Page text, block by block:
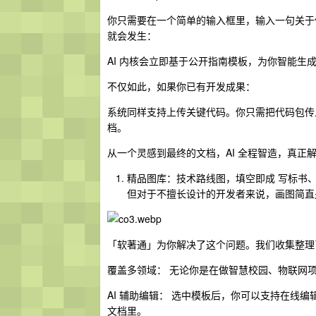
你只需要在一个简单的输入框里，输入一句关
就会发生：
AI 内核会立即基于公开指南模板，为你智能生
不仅如此，如果你已有开发成果：
系统同样支持上传关键代码。你只需把代码包
档。
从一个灵感到最终的文档，AI 全程智造，真正
精品图库：技术路线图，填空即成 写标书
但对于不擅长设计的开发者来说，画图简
「软著通」为你解决了这个问题。我们收集整
覆盖多领域： 无论你是在做智慧校园、物联网
AI 辅助编辑： 选中模板后，你可以支持在线
文档里。